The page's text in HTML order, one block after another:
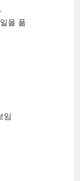
을 풂
임